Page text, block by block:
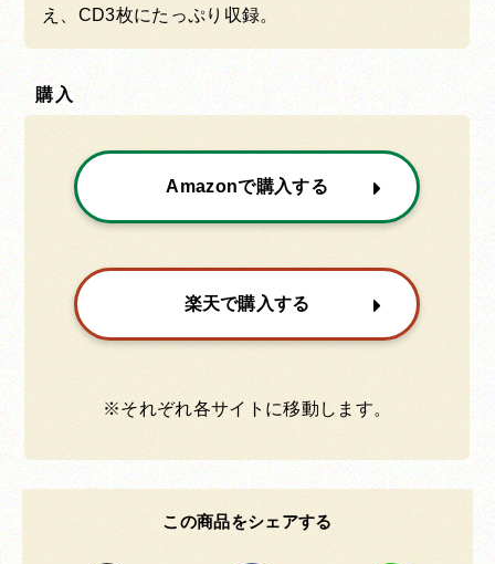
え、CD3枚にたっぷり収録。
購入
Amazonで購入する
楽天で購入する
※それぞれ各サイトに移動します。
この商品をシェアする